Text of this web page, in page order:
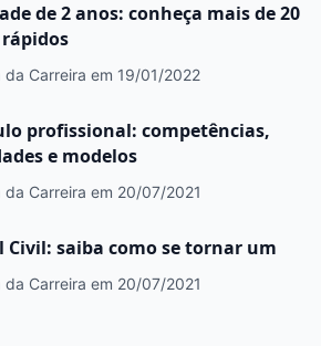
de 2 anos: conheça mais de 20
da Carreira em 19/01/2022
profissional: competências,
e modelos
da Carreira em 20/07/2021
Civil: saiba como se tornar um
da Carreira em 20/07/2021